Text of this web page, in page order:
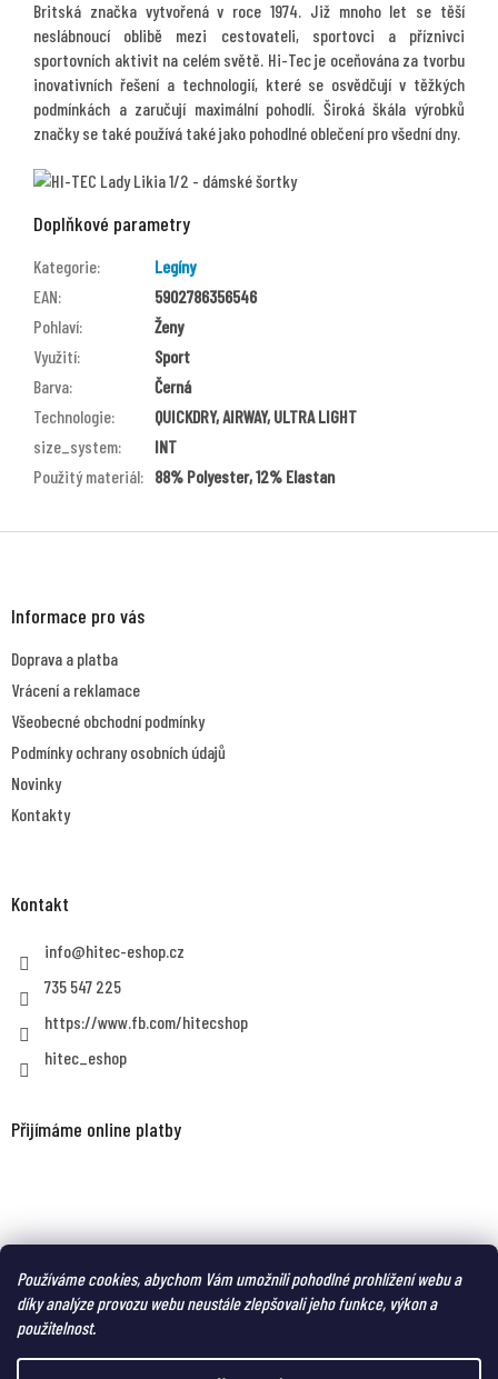
Používáme cookies, abychom Vám umožnili pohodlné prohlížení webu a
díky analýze provozu webu neustále zlepšovali jeho funkce, výkon a
použitelnost.
Britská značka vytvořená v roce 1974. Již mnoho let se těší
neslábnoucí oblibě mezi cestovateli, sportovci a příznivci
sportovních aktivit na celém světě. Hi-Tec je oceňována za tvorbu
inovativních řešení a technologií, které se osvědčují v těžkých
podmínkách a zaručují maximální pohodlí. Široká škála výrobků
značky se také používá také jako pohodlné oblečení pro všední dny.
Doplňkové parametry
Kategorie:
Legíny
EAN:
5902786356546
Pohlaví:
Ženy
Využití:
Sport
Barva:
Černá
Technologie:
QUICKDRY, AIRWAY, ULTRA LIGHT
size_system:
INT
Použitý materiál: 88% Polyester, 12% Elastan
Informace pro vás
Doprava a platba
Vrácení a reklamace
Všeobecné obchodní podmínky
Podmínky ochrany osobních údajů
Novinky
Kontakty
Kontakt
info@hitec-eshop.cz
735 547 225
https://www.fb.com/hitecshop
hitec_eshop
Přijímáme online platby
MAGNUM eshop - taktická obuv a oblečení pro náročné